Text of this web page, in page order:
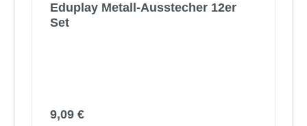
Eduplay Metall-Ausstecher 12er
Set
Regulärer Preis:
9,09 €